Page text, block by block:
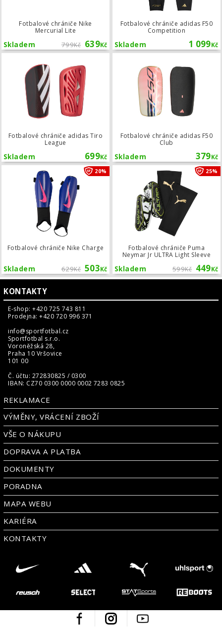
Fotbalové chrániče Nike
Mercurial Lite
799Kč 639Kč
Skladem
Fotbalové chrániče adidas F50
Competition
1 099Kč
Skladem
Fotbalové chrániče adidas Tiro
League
699Kč
Skladem
Fotbalové chrániče adidas F50
Club
379Kč
Skladem
Fotbalové chrániče Nike Charge
629Kč 503Kč
Skladem
20% Fotbalové chrániče Nike Charge
Fotbalové chrániče Puma
Neymar Jr ULTRA Light Sleeve
599Kč 449Kč
Skladem
25%
KONTAKTY
E-shop: +420 725 743 811
Prodejna: +420 720 996 371
info@sportfotbal.cz
Sportfotbal s.r.o.
Voroněžská 28,
Praha 10 Vršovice
101 00
Č. účtu: 272830825 / 0300
IBAN: CZ70 0300 0000 0002 7283 0825
REKLAMACE
VÝMĚNY, VRÁCENÍ ZBOŽÍ
VŠE O NÁKUPU
DOPRAVA A PLATBA
DOKUMENTY
PORADNA
MAPA WEBU
KARIÉRA
KONTAKTY
Facebook Instagram